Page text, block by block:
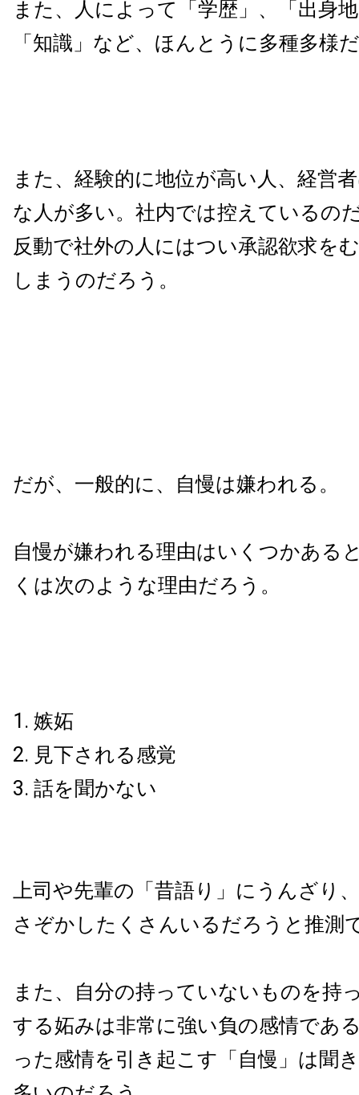
また、人によって「学歴」、「出身
「知識」など、ほんとうに多種多様
また、経験的に地位が高い人、経営
な人が多い。社内では控えているの
反動で社外の人にはつい承認欲求を
しまうのだろう。
だが、一般的に、自慢は嫌われる。
自慢が嫌われる理由はいくつかある
くは次のような理由だろう。
嫉妬
見下される感覚
話を聞かない
上司や先輩の「昔語り」にうんざり
さぞかしたくさんいるだろうと推測
また、自分の持っていないものを持
する妬みは非常に強い負の感情であ
った感情を引き起こす「自慢」は聞